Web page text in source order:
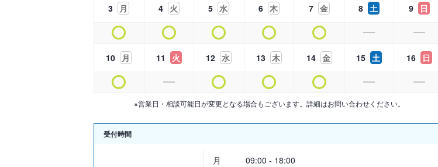
3 月 4 火 5 水 6 木 7 金 8 土 9 日
10 月 11 火 12 水 13 木 14 金 15 土 16 日
※営業日・相談可能日が変更となる場合もございます。詳細はお問い合わせください。
受付時間
月
09:00 - 18:00